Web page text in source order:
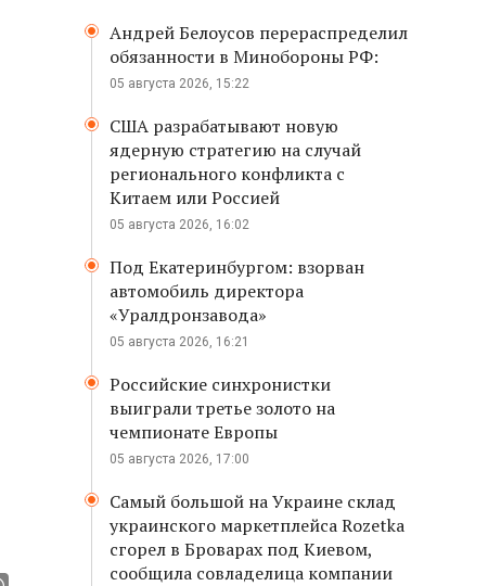
Андрей Белоусов перераспределил
обязанности в Минобороны РФ:
05 августа 2026, 15:22
США разрабатывают новую
ядерную стратегию на случай
регионального конфликта с
Китаем или Россией
05 августа 2026, 16:02
Под Екатеринбургом: взорван
автомобиль директора
«Уралдронзавода»
05 августа 2026, 16:21
Российские синхронистки
выиграли третье золото на
чемпионате Европы
05 августа 2026, 17:00
Самый большой на Украине склад
украинского маркетплейса Rozetka
сгорел в Броварах под Киевом,
сообщила совладелица компании